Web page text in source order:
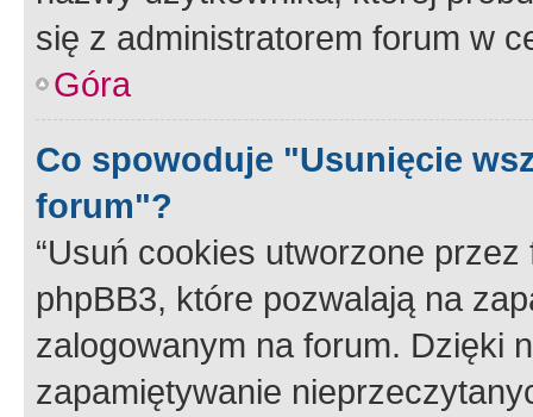
się z administratorem forum w
Góra
Co spowoduje "Usunięcie
forum"?
“Usuń cookies utworzone
phpBB3, które pozwalają na
zalogowanym na forum. Dzięki
zapamiętywanie